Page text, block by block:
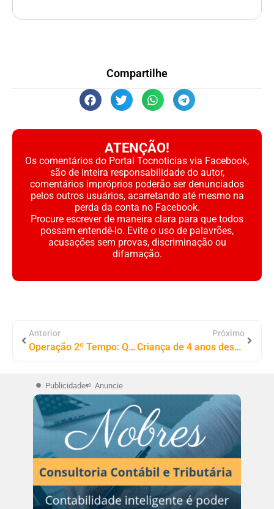
Compartilhe
ATENÇÃO!
Os comentários do Portal Tocnoticias via Facebook,
são de inteira responsabilidade do autor,
comentários impróprios poderão ser denunciados
pelos outros usuários, acarretando até mesmo na
perda da conta no Facebook.
Procure escrever de maneira clara para que todos
possam entendê-lo. Evite o uso de palavrões,
acusações sem provas, discriminação ou
difamação.
Anterior
Operação 2º Tempo: Quase R$ 3 milhões passaram pela conta pessoal do atual presidente do Tocantinópolis Leandro Pereira
Próximo
Criança de 4 anos desaparece no Rio Tocantins na Orla de Tocantinópolis
Publicidade Anuncie